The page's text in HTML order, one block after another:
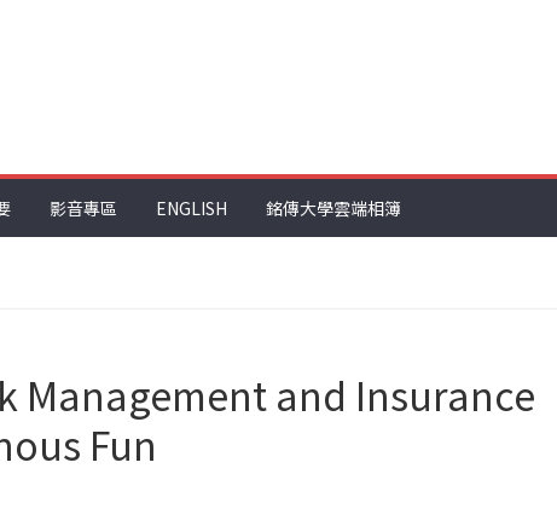
影音專區 ENGLISH 銘傳大學雲端相簿
Management and Insurance
Fun